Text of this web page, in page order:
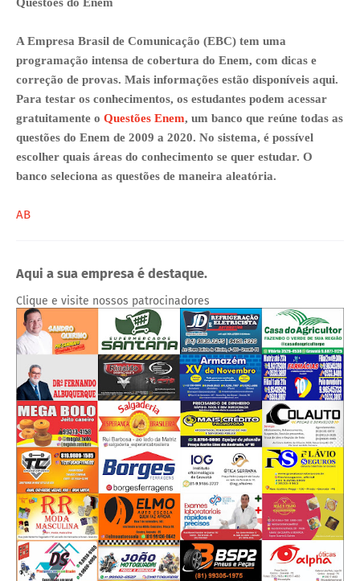
A Empresa Brasil de Comunicação (EBC) tem uma
programação intensa de cobertura do Enem, com dicas e
correção de provas. Mais informações estão disponíveis aqui.
Para testar os conhecimentos, os estudantes podem acessar
gratuitamente o Questões Enem, um banco que reúne todas as
questões do Enem de 2009 a 2020. No sistema, é possível
escolher quais áreas do conhecimento se quer estudar. O
banco seleciona as questões de maneira aleatória.
AB
Aqui a sua empresa é destaque.
Clique e visite nossos patrocinadores